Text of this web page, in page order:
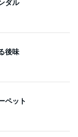
ダル
後味
ペット